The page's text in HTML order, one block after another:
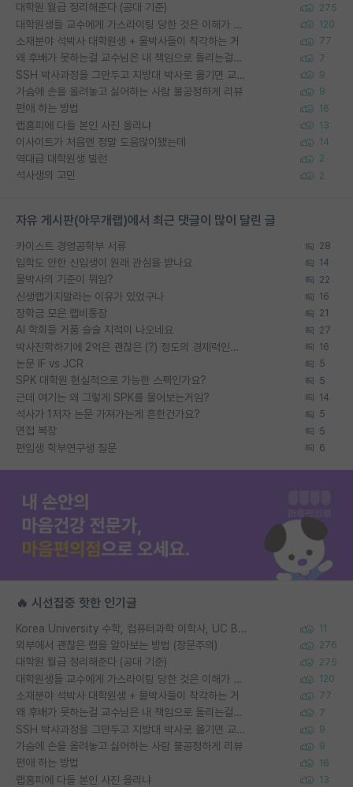
대학원 월급 정리해준다 (공대 기준) 275
대학원생들 교수에게 가스라이팅 당한 것은 이해가 갑니다. 안타깝네요. 120
소재분야 석박사 대학원생 + 물박사들이 착각하는 거 77
왜 후배가 못하는걸 교수님은 내 책임으로 돌리는걸까요? 7
SSH 박사과정을 그만두고 지방대 박사로 옮기면 교수의 꿈은 끝일까요? 9
가슴에 손을 올려놓고 싫어하는 사람 불공정하게 리뷰 9
편애 하는 방법 16
랩홈피에 다들 본인 사진 올리냐 13
이사이트가 처음엔 정말 도움많이됐는데 14
역대급 대학원생 빌런 2
석사생의 고민 2
자유 게시판(아무개랩)에서 최근 댓글이 많이 달린 글
카이스트 경영공학부 서류 28
입학도 안한 신입생이 원래 관심을 받나요 14
물박사의 기준이 뭐임? 22
신생랩가지말라는 이유가 있었구나 16
장학금 모은 랩비통장 21
AI 학회들 거품 슬슬 지적이 나오네요 27
박사진학하기에 2억은 괜찮은 (?) 정도의 경제력인가요 16
논문 IF vs JCR 5
SPK 대학원 현실적으로 가능한 스펙인가요? 5
근데 여기는 왜 그렇게 SPK를 물어보는거임? 14
석사가 1저자 논문 가져가는게 흔한건가요? 5
면접 복장 5
편입생 학부연구생 질문 6
🔥 시선집중 핫한 인기글
Korea University 수학, 컴퓨터과학 이학사, UC Berkeley 산업공학 대학원 공학박사가 되는 것은 쉽지 않겠죠? 11
외부에서 괜찮은 랩을 알아보는 방법 (장문주의) 276
대학원 월급 정리해준다 (공대 기준) 275
대학원생들 교수에게 가스라이팅 당한 것은 이해가 갑니다. 안타깝네요. 120
소재분야 석박사 대학원생 + 물박사들이 착각하는 거 77
왜 후배가 못하는걸 교수님은 내 책임으로 돌리는걸까요? 7
SSH 박사과정을 그만두고 지방대 박사로 옮기면 교수의 꿈은 끝일까요? 9
가슴에 손을 올려놓고 싫어하는 사람 불공정하게 리뷰 9
편애 하는 방법 16
랩홈피에 다들 본인 사진 올리냐 13